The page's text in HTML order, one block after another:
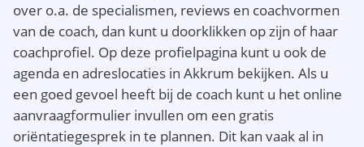
over o.a. de specialismen, reviews en coachvormen
van de coach, dan kunt u doorklikken op zijn of haar
coachprofiel. Op deze profielpagina kunt u ook de
agenda en adreslocaties in Akkrum bekijken. Als u
een goed gevoel heeft bij de coach kunt u het online
aanvraagformulier invullen om een gratis
oriëntatiegesprek in te plannen. Dit kan vaak al in